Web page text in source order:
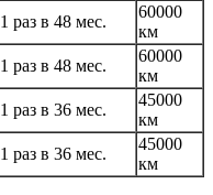
1 раз в 48 мес.
60000
км
1 раз в 48 мес.
60000
км
1 раз в 36 мес.
45000
км
1 раз в 36 мес.
45000
км